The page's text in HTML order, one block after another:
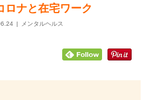
ロナと在宅ワーク
メンタルヘルス